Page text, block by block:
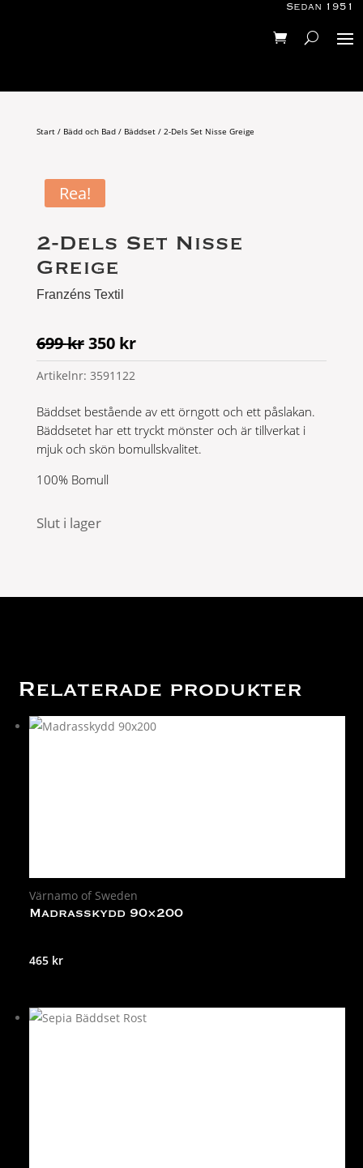
Sedan 1951
Start/ Bädd och Bad/ Bäddset/ 2-Dels Set Nisse Greige
Rea!
2-Dels Set Nisse
Greige
Franzéns Textil
699krDet
ursprungliga
priset
699 kr.
350 krDet
nuvarande
priset
350 kr.
Artikelnr: 3591122
Bäddset bestående av ett örngott och ett påslakan.
Bäddsetet har ett tryckt mönster och är tillverkat i
mjuk och skön bomullskvalitet.
100% Bomull
Slut i lager
Relaterade produkter
Värnamo of Sweden
Madrasskydd 90×200
465 kr